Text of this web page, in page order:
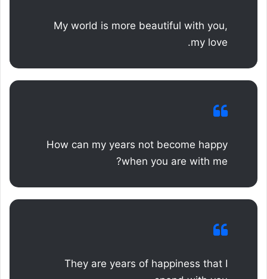
My world is more beautiful with you,
my love.
How can my years not become happy
when you are with me?
They are years of happiness that I